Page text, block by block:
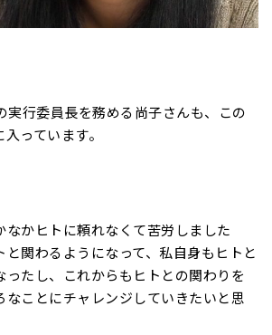
実行委員長を務める尚子さんも、この
っています。
なかヒトに頼れなくて苦労しました
と関わるようになって、私自身もヒトと
ったし、これからもヒトとの関わりを
なことにチャレンジしていきたいと思